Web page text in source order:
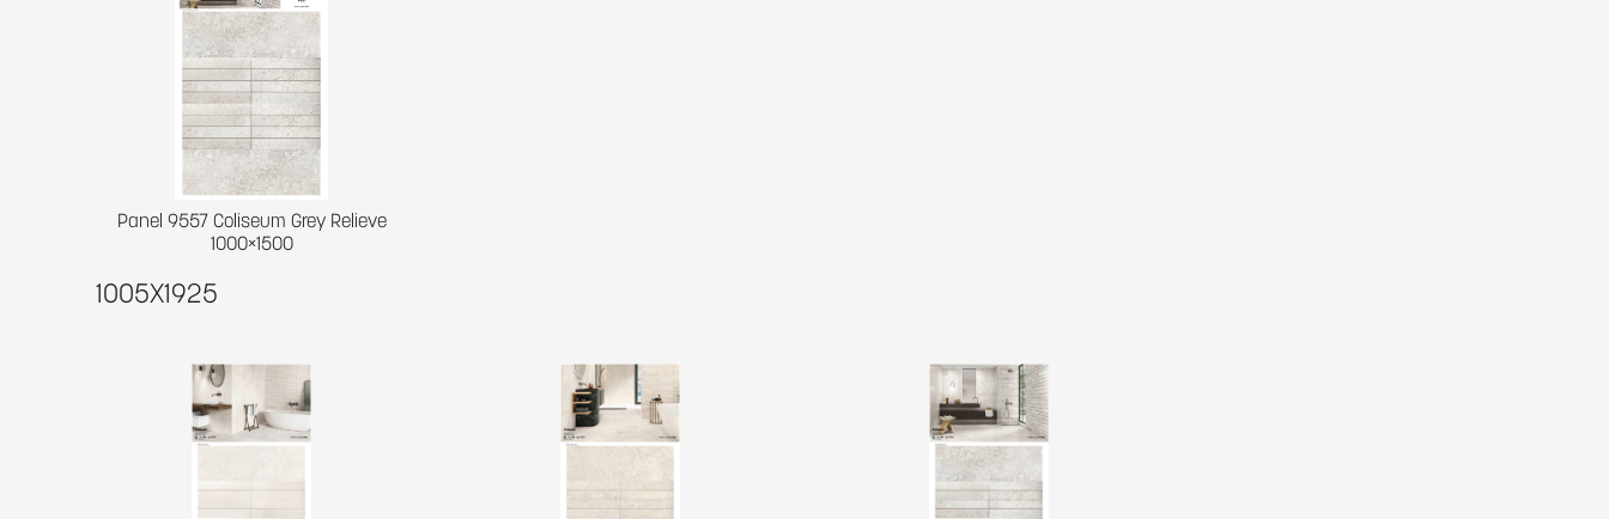
Panel 9557 Coliseum Grey Relieve
1000×1500
1005X1925